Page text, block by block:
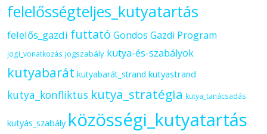
felelősségteljes_kutyatartás
felelős_gazdi futtató Gondos Gazdi Program
jogi_vonatkozás jogszabály kutya-és-szabályok
kutyabarát kutyabarát_strand kutyastrand
kutya_konfliktus kutya_stratégia kutya_tanácsadás
kutyás_szabály közösségi_kutyatartás